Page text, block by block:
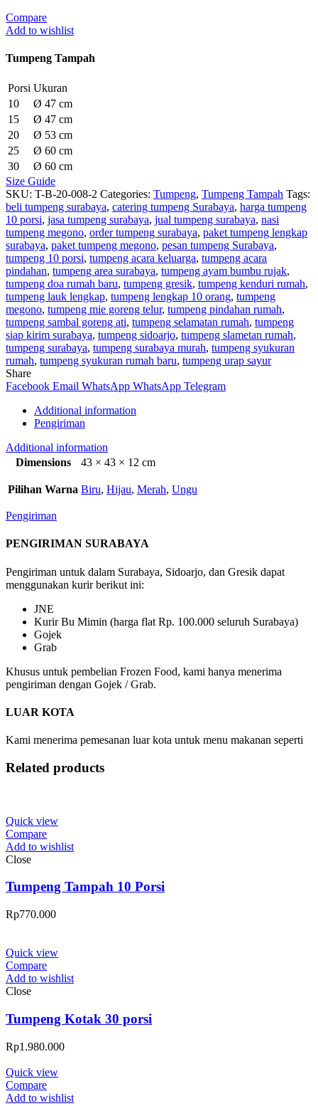
Compare
Add to wishlist
Tumpeng Tampah
Porsi Ukuran
10
Ø 47 cm
15
Ø 47 cm
20
Ø 53 cm
25
Ø 60 cm
30
Ø 60 cm
Size Guide
SKU: T-B-20-008-2 Categories: Tumpeng, Tumpeng Tampah Tags:
beli tumpeng surabaya, catering tumpeng Surabaya, harga tumpeng
10 porsi, jasa tumpeng surabaya, jual tumpeng surabaya, nasi
tumpeng megono, order tumpeng surabaya, paket tumpeng lengkap
surabaya, paket tumpeng megono, pesan tumpeng Surabaya,
tumpeng 10 porsi, tumpeng acara keluarga, tumpeng acara
pindahan, tumpeng area surabaya, tumpeng ayam bumbu rujak,
tumpeng doa rumah baru, tumpeng gresik, tumpeng kenduri rumah,
tumpeng lauk lengkap, tumpeng lengkap 10 orang, tumpeng
megono, tumpeng mie goreng telur, tumpeng pindahan rumah,
tumpeng sambal goreng ati, tumpeng selamatan rumah, tumpeng
siap kirim surabaya, tumpeng sidoarjo, tumpeng slametan rumah,
tumpeng surabaya, tumpeng surabaya murah, tumpeng syukuran
rumah, tumpeng syukuran rumah baru, tumpeng urap sayur
Share
Facebook Email WhatsApp WhatsApp Telegram
Additional information
Pengiriman
Additional information
Dimensions
43 × 43 × 12 cm
Pilihan Warna Biru, Hijau, Merah, Ungu
Pengiriman
PENGIRIMAN SURABAYA
Pengiriman untuk dalam Surabaya, Sidoarjo, dan Gresik dapat
menggunakan kurir berikut ini:
JNE
Kurir Bu Mimin (harga flat Rp. 100.000 seluruh Surabaya)
Gojek
Grab
Khusus untuk pembelian Frozen Food, kami hanya menerima
pengiriman dengan Gojek / Grab.
LUAR KOTA
Kami menerima pemesanan luar kota untuk menu makanan seperti
Related products
Quick view
Compare
Add to wishlist
Close
Tumpeng Tampah 10 Porsi
Rp770.000
Quick view
Compare
Add to wishlist
Close
Tumpeng Kotak 30 porsi
Rp1.980.000
Quick view
Compare
Add to wishlist